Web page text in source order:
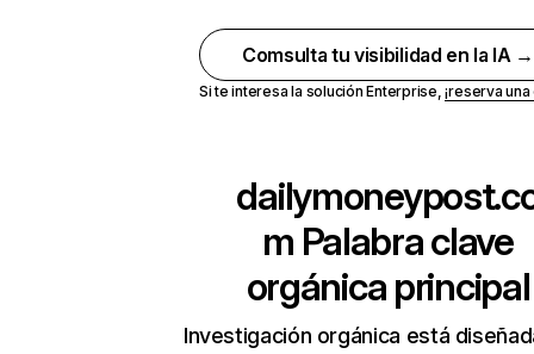
Comsulta tu visibilidad en la IA →
Si te interesa la solución Enterprise,¡reserva
m Palabra clave
orgánica principal
Investigación orgánica está